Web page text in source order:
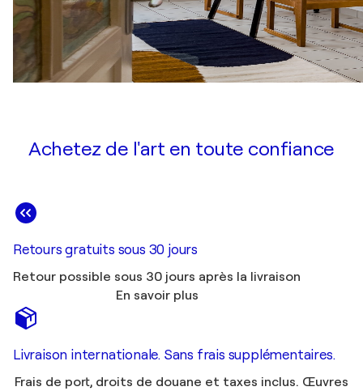
Achetez de l'art en toute confiance
Retours gratuits sous 30 jours
Retour possible sous 30 jours après la livraison
En savoir plus
Livraison internationale. Sans frais supplémentaires.
Frais de port, droits de douane et taxes inclus. Œuvres